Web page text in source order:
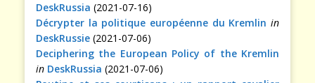
DeskRussia (2021-07-16)
Décrypter la politique européenne du Kremlin in
DeskRussie (2021-07-06)
Deciphering the European Policy of the Kremlin
in DeskRussia (2021-07-06)